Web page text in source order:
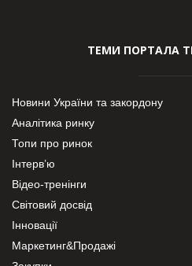
ТЕМИ ПОРТАЛА
Новини України та закордону
Аналітика ринку
Топи про ринок
Інтерв’ю
Відео-тренінги
Світовий досвід
Інновації
Маркетинг&Продажі